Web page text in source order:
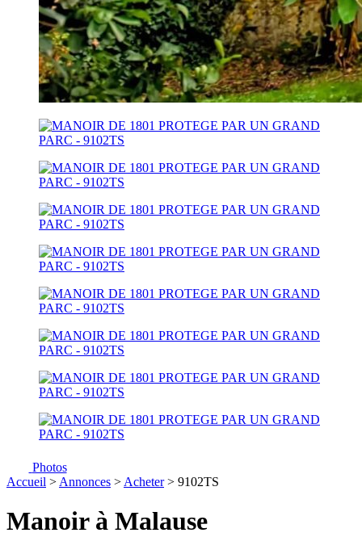
Photos
Accueil > Annonces > Acheter> 9102TS
Manoir à Malause